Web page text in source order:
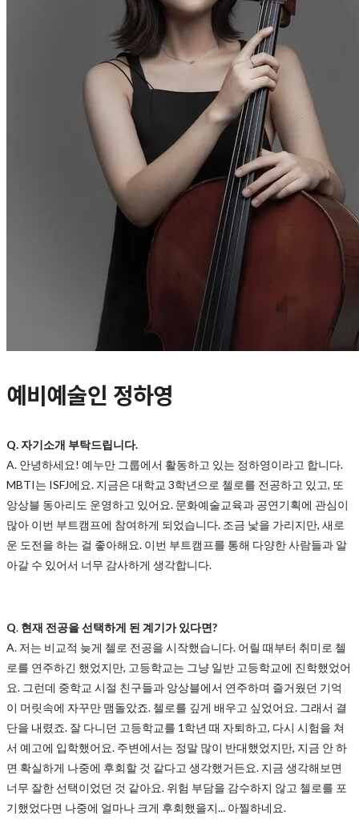
예비예술인 정하영
Q. 자기소개 부탁드립니다.
A. 안녕하세요! 예누만 그룹에서 활동하고 있는 정하영이라고 합니다.
MBTI는 ISFJ에요. 지금은 대학교 3학년으로 첼로를 전공하고 있고, 또
앙상블 동아리도 운영하고 있어요. 문화예술교육과 공연기획에 관심이
많아 이번 부트캠프에 참여하게 되었습니다. 조금 낯을 가리지만, 새로
운 도전을 하는 걸 좋아해요. 이번 부트캠프를 통해 다양한 사람들과 알
아갈 수 있어서 너무 감사하게 생각합니다.
Q. 현재 전공을 선택하게 된 계기가 있다면?
A. 저는 비교적 늦게 첼로 전공을 시작했습니다. 어릴 때부터 취미로 첼
로를 연주하긴 했었지만, 고등학교는 그냥 일반 고등학교에 진학했었어
요. 그런데 중학교 시절 친구들과 앙상블에서 연주하며 즐거웠던 기억
이 머릿속에 자꾸만 맴돌았죠. 첼로를 깊게 배우고 싶었어요. 그래서 결
단을 내렸죠. 잘 다니던 고등학교를 1학년 때 자퇴하고, 다시 시험을 쳐
서 예고에 입학했어요. 주변에서는 정말 많이 반대했었지만, 지금 안 하
면 확실하게 나중에 후회할 것 같다고 생각했거든요. 지금 생각해보면
너무 잘한 선택이었던 것 같아요. 위험 부담을 감수하지 않고 첼로를 포
기했었다면 나중에 얼마나 크게 후회했을지... 아찔하네요.